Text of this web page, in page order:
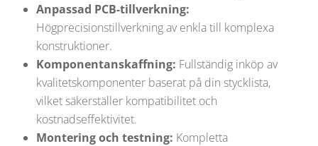
Anpassad PCB-tillverkning:
Högprecisionstillverkning av enkla till komplexa
konstruktioner.
Komponentanskaffning: Fullständig inköp av
kvalitetskomponenter baserat på din stycklista,
vilket säkerställer kompatibilitet och
kostnadseffektivitet.
Montering och testning: Kompletta